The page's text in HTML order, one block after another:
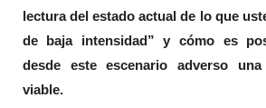
lectura del estado actual de lo que
de baja intensidad” y cómo es
desde este escenario adverso
viable.